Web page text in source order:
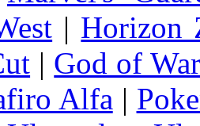
| Horizon
| God of
Alfa |